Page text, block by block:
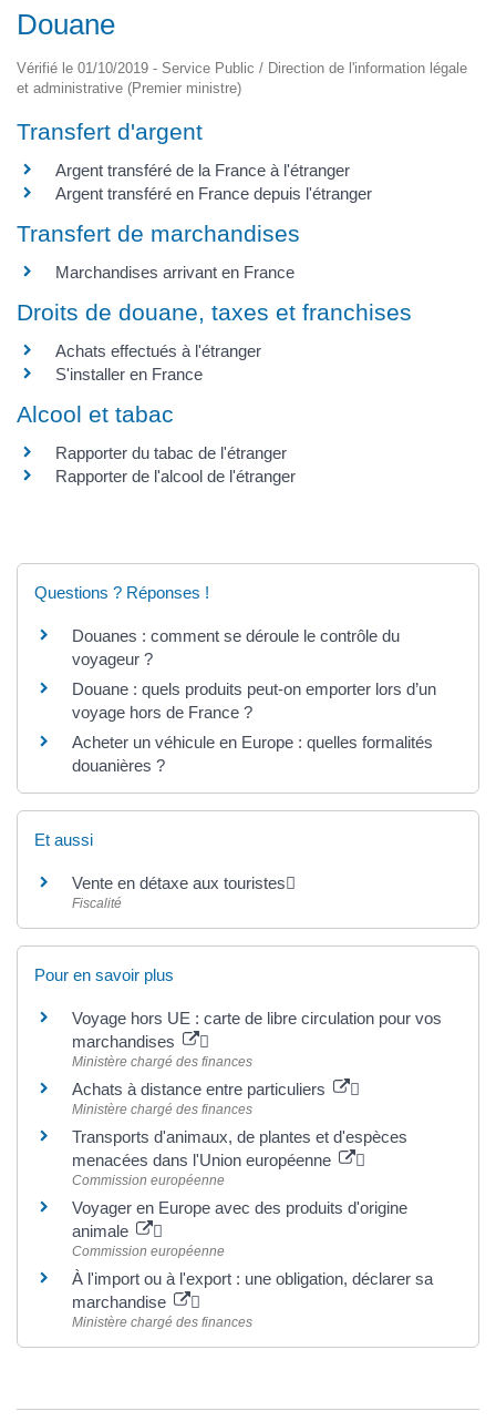
Douane
Vérifié le 01/10/2019 - Service Public / Direction de l'information légale
et administrative (Premier ministre)
Transfert d'argent
Argent transféré de la France à l'étranger
Argent transféré en France depuis l'étranger
Transfert de marchandises
Marchandises arrivant en France
Droits de douane, taxes et franchises
Achats effectués à l'étranger
S'installer en France
Alcool et tabac
Rapporter du tabac de l'étranger
Rapporter de l'alcool de l'étranger
Questions ? Réponses !
Douanes : comment se déroule le contrôle du
voyageur ?
Douane : quels produits peut-on emporter lors d’un
voyage hors de France ?
Acheter un véhicule en Europe : quelles formalités
douanières ?
Et aussi
Vente en détaxe aux touristes
Fiscalité
Pour en savoir plus
Voyage hors UE : carte de libre circulation pour vos
marchandises
Ministère chargé des finances
Achats à distance entre particuliers
Ministère chargé des finances
Transports d'animaux, de plantes et d'espèces
menacées dans l'Union européenne
Commission européenne
Voyager en Europe avec des produits d'origine
animale
Commission européenne
À l'import ou à l'export : une obligation, déclarer sa
marchandise
Ministère chargé des finances